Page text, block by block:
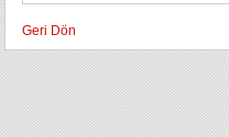
Geri Dön